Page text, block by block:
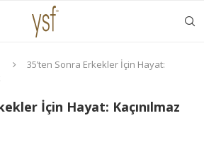
35’ten Sonra Erkekler İçin Hayat:
İçin Hayat: Kaçınılmaz